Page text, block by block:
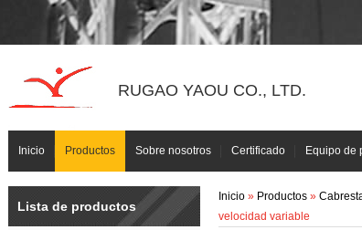
RUGAO YAOU CO., LTD.
Inicio Productos Sobre nosotros Certificado Equipo de
Lista de productos
Inicio » Productos »
velocidad variable